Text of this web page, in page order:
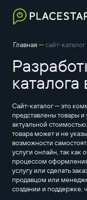
Главная—сайт-каталог
каталога
Сайт-каталог — это
представлены товары
актуальной
товара может и не
возможности
услуги онлайн, так как
процессом оформления
услугу или сделать
продавцом или
создании и поддержке,